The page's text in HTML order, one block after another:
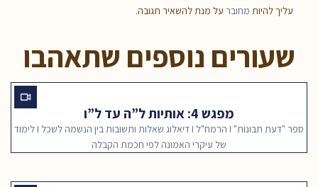
עליך להיות מחובר על מנת להשאיר תגובה.
שעורים נוספים שתאהבו
מפגש 4: אותיות ל”ה עד ל”ו
ספר "דעת תבונות" I הרמח"ל I דיאלוג שאלות ותשובות בין הנשמה לשכל I לימוד
של עיקרי האמונה לפי חכמת הקבלה